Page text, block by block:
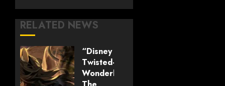
RELATED NEWS
“Disney
Twisted-
Wonderland: